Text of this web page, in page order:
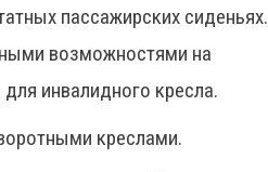
пассажирских сиденьях.
возможностями на
инвалидного кресла.
креслами.